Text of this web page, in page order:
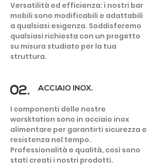
PISCINA
E TERME
Versatilità ed efficienza: i nostri bar
mobili sono modificabili e adattabili
a qualsiasi esigenza. Soddisferemo
qualsiasi richiesta con un progetto
su misura studiato per la tua
struttura.
02. ACCIAIO INOX.
I componenti delle nostre
worsktation sono in acciaio inox
alimentare per garantirti sicurezza e
resistenza nel tempo.
Professionalità e qualità, così sono
stati creati i nostri prodotti.